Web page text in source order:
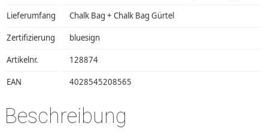
Lieferumfang Chalk Bag + Chalk Bag Gürtel
Zertifizierung bluesign
Artikelnr. 128874
EAN 4028545208565
Beschreibung